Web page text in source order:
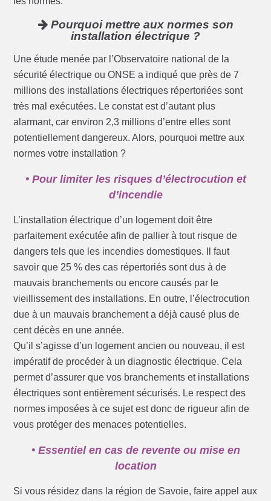
Pourquoi mettre aux normes son
installation électrique ?
Une étude menée par l’Observatoire national de la
sécurité électrique ou ONSE a indiqué que près de 7
millions des installations électriques répertoriées sont
très mal exécutées. Le constat est d’autant plus
alarmant, car environ 2,3 millions d’entre elles sont
potentiellement dangereux. Alors, pourquoi mettre aux
normes votre installation ?
• Pour limiter les risques d’électrocution et
d’incendie
L’installation électrique d’un logement doit être
parfaitement exécutée afin de pallier à tout risque de
dangers tels que les incendies domestiques. Il faut
savoir que 25 % des cas répertoriés sont dus à de
mauvais branchements ou encore causés par le
vieillissement des installations. En outre, l’électrocution
due à un mauvais branchement a déjà causé plus de
cent décès en une année.
Qu’il s’agisse d’un logement ancien ou nouveau, il est
impératif de procéder à un diagnostic électrique. Cela
permet d’assurer que vos branchements et installations
électriques sont entièrement sécurisés. Le respect des
normes imposées à ce sujet est donc de rigueur afin de
vous protéger des menaces potentielles.
• Essentiel en cas de revente ou mise en
location
Si vous résidez dans la région de Savoie, faire appel aux